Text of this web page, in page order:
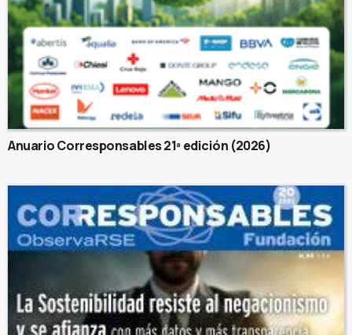
Anuario Corresponsables 21ª edición (2026)